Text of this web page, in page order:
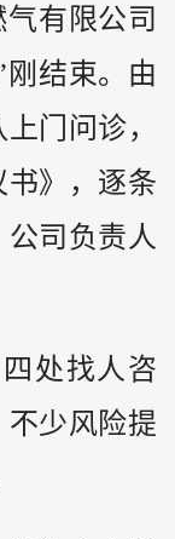
有限公司
结束。由
门问诊，
》，逐条
司负责人
处找人咨
少风险提